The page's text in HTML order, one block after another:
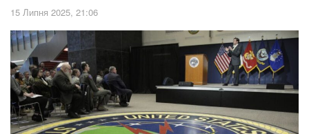
15 Липня 2025, 21:06